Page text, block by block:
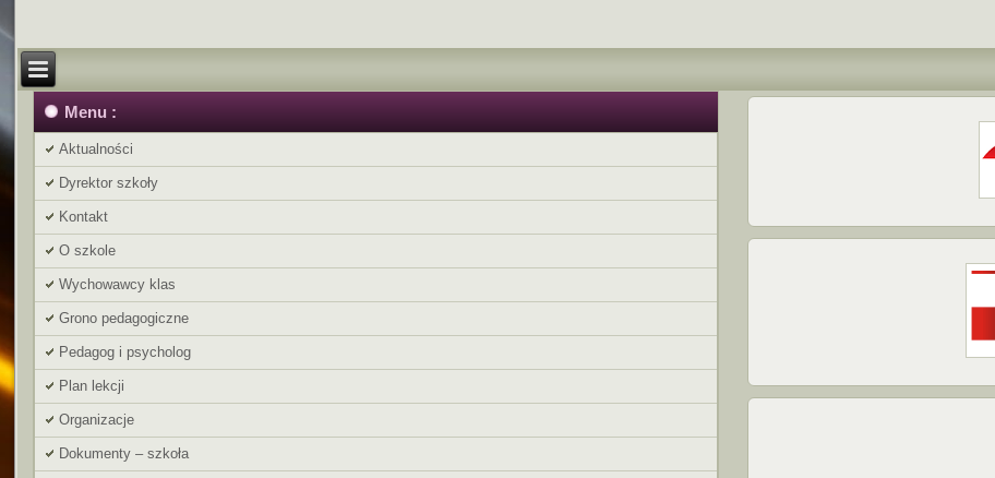
Menu :
Aktualności
Dyrektor szkoły
Kontakt
O szkole
Wychowawcy klas
Grono pedagogiczne
Pedagog i psycholog
Plan lekcji
Organizacje
Dokumenty – szkoła